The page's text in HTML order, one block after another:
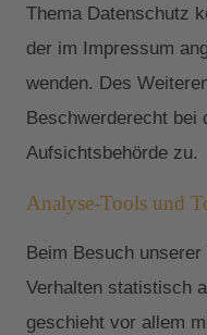
Thema Datenschutz
der im Impressum
wenden. Des
Beschwerderecht bei
Aufsichtsbehörde zu.
Analyse-Tools und
Beim Besuch
Verhalten statistisch
geschieht vor allem